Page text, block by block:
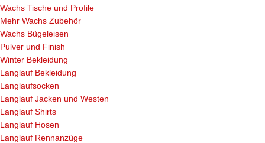
Wachs Tische und Profile
Mehr Wachs Zubehör
Wachs Bügeleisen
Pulver und Finish
Winter Bekleidung
Langlauf Bekleidung
Langlaufsocken
Langlauf Jacken und Westen
Langlauf Shirts
Langlauf Hosen
Langlauf Rennanzüge